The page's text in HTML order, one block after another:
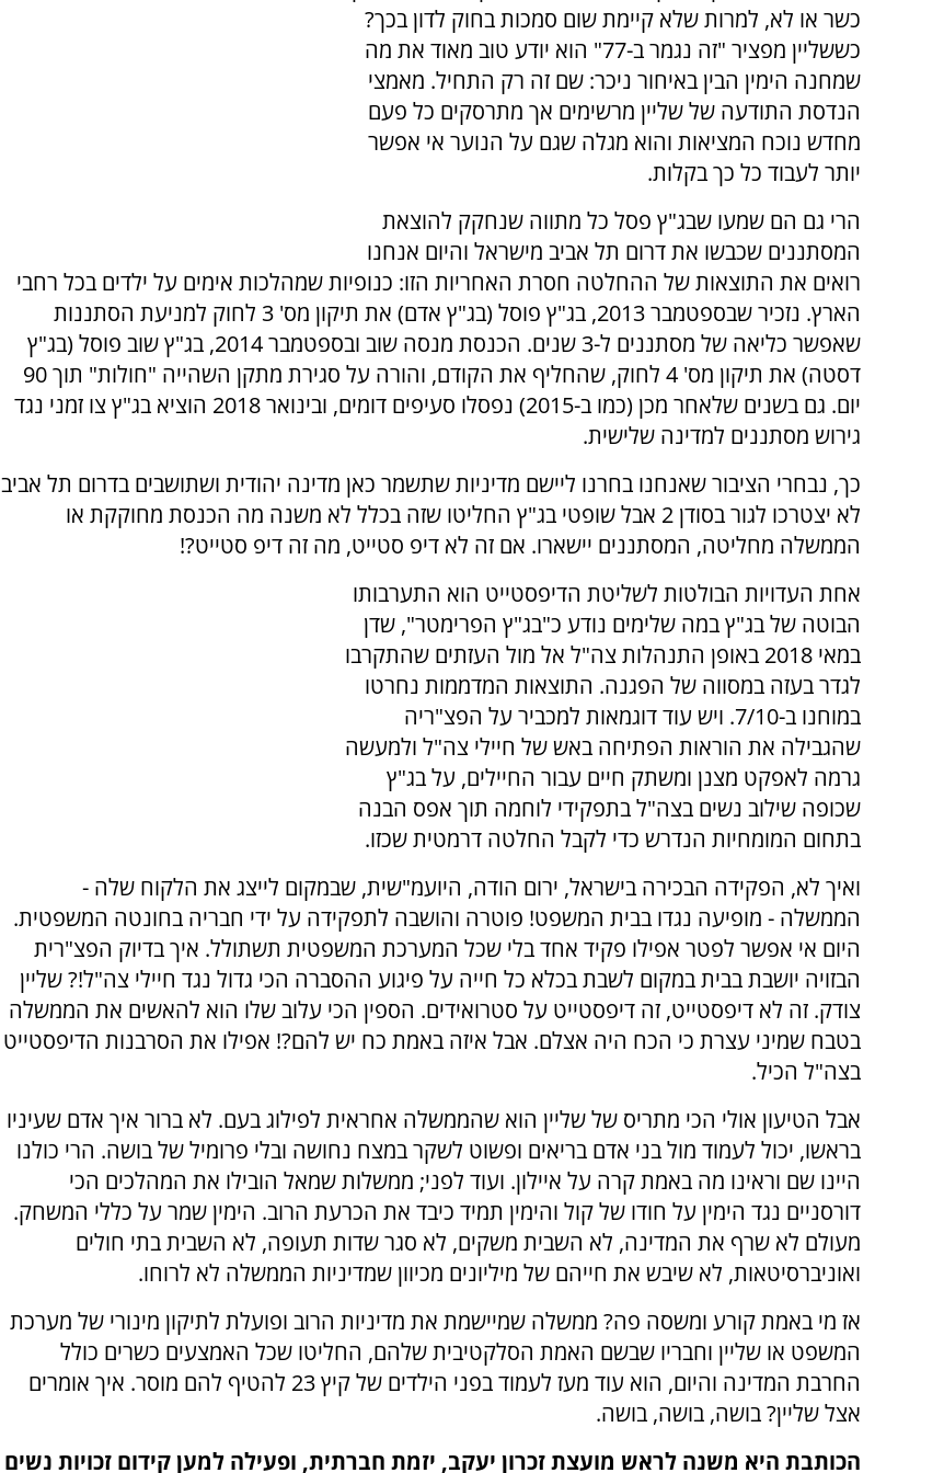
כשר או לא, למרות שלא קיימת שום סמכות בחוק לדון בכך?
כששליין מפציר "זה נגמר ב-77" הוא יודע טוב מאוד את מה
שמחנה הימין הבין באיחור ניכר: שם זה רק התחיל. מאמצי
הנדסת התודעה של שליין מרשימים אך מתרסקים כל פעם
מחדש נוכח המציאות והוא מגלה שגם על הנוער אי אפשר
יותר לעבוד כל כך בקלות.
הרי גם הם שמעו שבג"ץ פסל כל מתווה שנחקק להוצאת
המסתננים שכבשו את דרום תל אביב מישראל והיום אנחנו
רואים את התוצאות של ההחלטה חסרת האחריות הזו: כנופיות שמהלכות אימים על ילדים בכל רחבי
הארץ. נזכיר שבספטמבר 2013, בג"ץ פוסל (בג"ץ אדם) את תיקון מס' 3 לחוק למניעת הסתננות
שאפשר כליאה של מסתננים ל-3 שנים. הכנסת מנסה שוב ובספטמבר 2014, בג"ץ שוב פוסל (בג"ץ
דסטה) את תיקון מס' 4 לחוק, שהחליף את הקודם, והורה על סגירת מתקן השהייה "חולות" תוך 90
יום. גם בשנים שלאחר מכן (כמו ב-2015) נפסלו סעיפים דומים, ובינואר 2018 הוציא בג"ץ צו זמני נגד
גירוש מסתננים למדינה שלישית.
כך, נבחרי הציבור שאנחנו בחרנו ליישם מדיניות שתשמר כאן מדינה יהודית ושתושבים בדרום תל אביב
לא יצטרכו לגור בסודן 2 אבל שופטי בג"ץ החליטו שזה בכלל לא משנה מה הכנסת מחוקקת או
הממשלה מחליטה, המסתננים יישארו. אם זה לא דיפ סטייט, מה זה דיפ סטייט?!
אחת העדויות הבולטות לשליטת הדיפסטייט הוא התערבותו
הבוטה של בג"ץ במה שלימים נודע כ"בג"ץ הפרימטר", שדן
במאי 2018 באופן התנהלות צה"ל אל מול העזתים שהתקרבו
לגדר בעזה במסווה של הפגנה. התוצאות המדממות נחרטו
במוחנו ב-7/10. ויש עוד דוגמאות למכביר על הפצ"ריה
שהגבילה את הוראות הפתיחה באש של חיילי צה"ל ולמעשה
גרמה לאפקט מצנן ומשתק חיים עבור החיילים, על בג"ץ
שכופה שילוב נשים בצה"ל בתפקידי לוחמה תוך אפס הבנה
בתחום המומחיות הנדרש כדי לקבל החלטה דרמטית שכזו.
ואיך לא, הפקידה הבכירה בישראל, ירום הודה, היועמ"שית, שבמקום לייצג את הלקוח שלה -
הממשלה - מופיעה נגדו בבית המשפט! פוטרה והושבה לתפקידה על ידי חבריה בחונטה המשפטית.
היום אי אפשר לפטר אפילו פקיד אחד בלי שכל המערכת המשפטית תשתולל. איך בדיוק הפצ"רית
הבזויה יושבת בבית במקום לשבת בכלא כל חייה על פיגוע ההסברה הכי גדול נגד חיילי צה"ל!? שליין
צודק. זה לא דיפסטייט, זה דיפסטייט על סטרואידים. הספין הכי עלוב שלו הוא להאשים את הממשלה
בטבח שמיני עצרת כי הכח היה אצלם. אבל איזה באמת כח יש להם?! אפילו את הסרבנות הדיפסטייט
בצה"ל הכיל.
אבל הטיעון אולי הכי מתריס של שליין הוא שהממשלה אחראית לפילוג בעם. לא ברור איך אדם שעיניו
בראשו, יכול לעמוד מול בני אדם בריאים ופשוט לשקר במצח נחושה ובלי פרומיל של בושה. הרי כולנו
היינו שם וראינו מה באמת קרה על איילון. ועוד לפני; ממשלות שמאל הובילו את המהלכים הכי
דורסניים נגד הימין על חודו של קול והימין תמיד כיבד את הכרעת הרוב. הימין שמר על כללי המשחק.
מעולם לא שרף את המדינה, לא השבית משקים, לא סגר שדות תעופה, לא השבית בתי חולים
ואוניברסיטאות, לא שיבש את חייהם של מיליונים מכיוון שמדיניות הממשלה לא לרוחו.
אז מי באמת קורע ומשסה פה? ממשלה שמיישמת את מדיניות הרוב ופועלת לתיקון מינורי של מערכת
המשפט או שליין וחבריו שבשם האמת הסלקטיבית שלהם, החליטו שכל האמצעים כשרים כולל
החרבת המדינה והיום, הוא עוד מעז לעמוד בפני הילדים של קיץ 23 להטיף להם מוסר. איך אומרים
אצל שליין? בושה, בושה, בושה.
הכותבת היא משנה לראש מועצת זכרון יעקב, יזמת חברתית, ופעילה למען קידום זכויות נשים